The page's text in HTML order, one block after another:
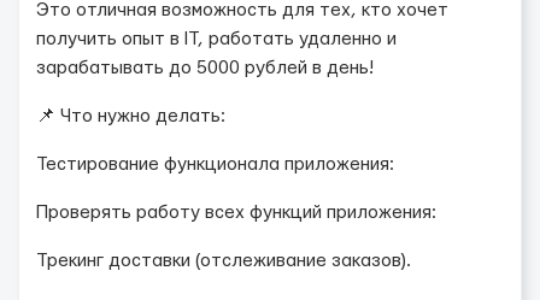
Это отличная возможность для тех, кто хочет
получить опыт в IT, работать удаленно и
зарабатывать до 5000 рублей в день!
📌 Что нужно делать:
Тестирование функционала приложения:
Проверять работу всех функций приложения:
Трекинг доставки (отслеживание заказов).